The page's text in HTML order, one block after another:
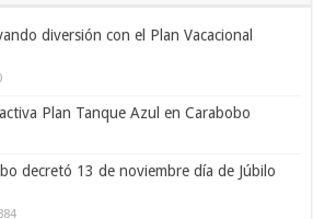
diversión con el Plan Vacacional
Plan Tanque Azul en Carabobo
decretó 13 de noviembre día de Júbilo